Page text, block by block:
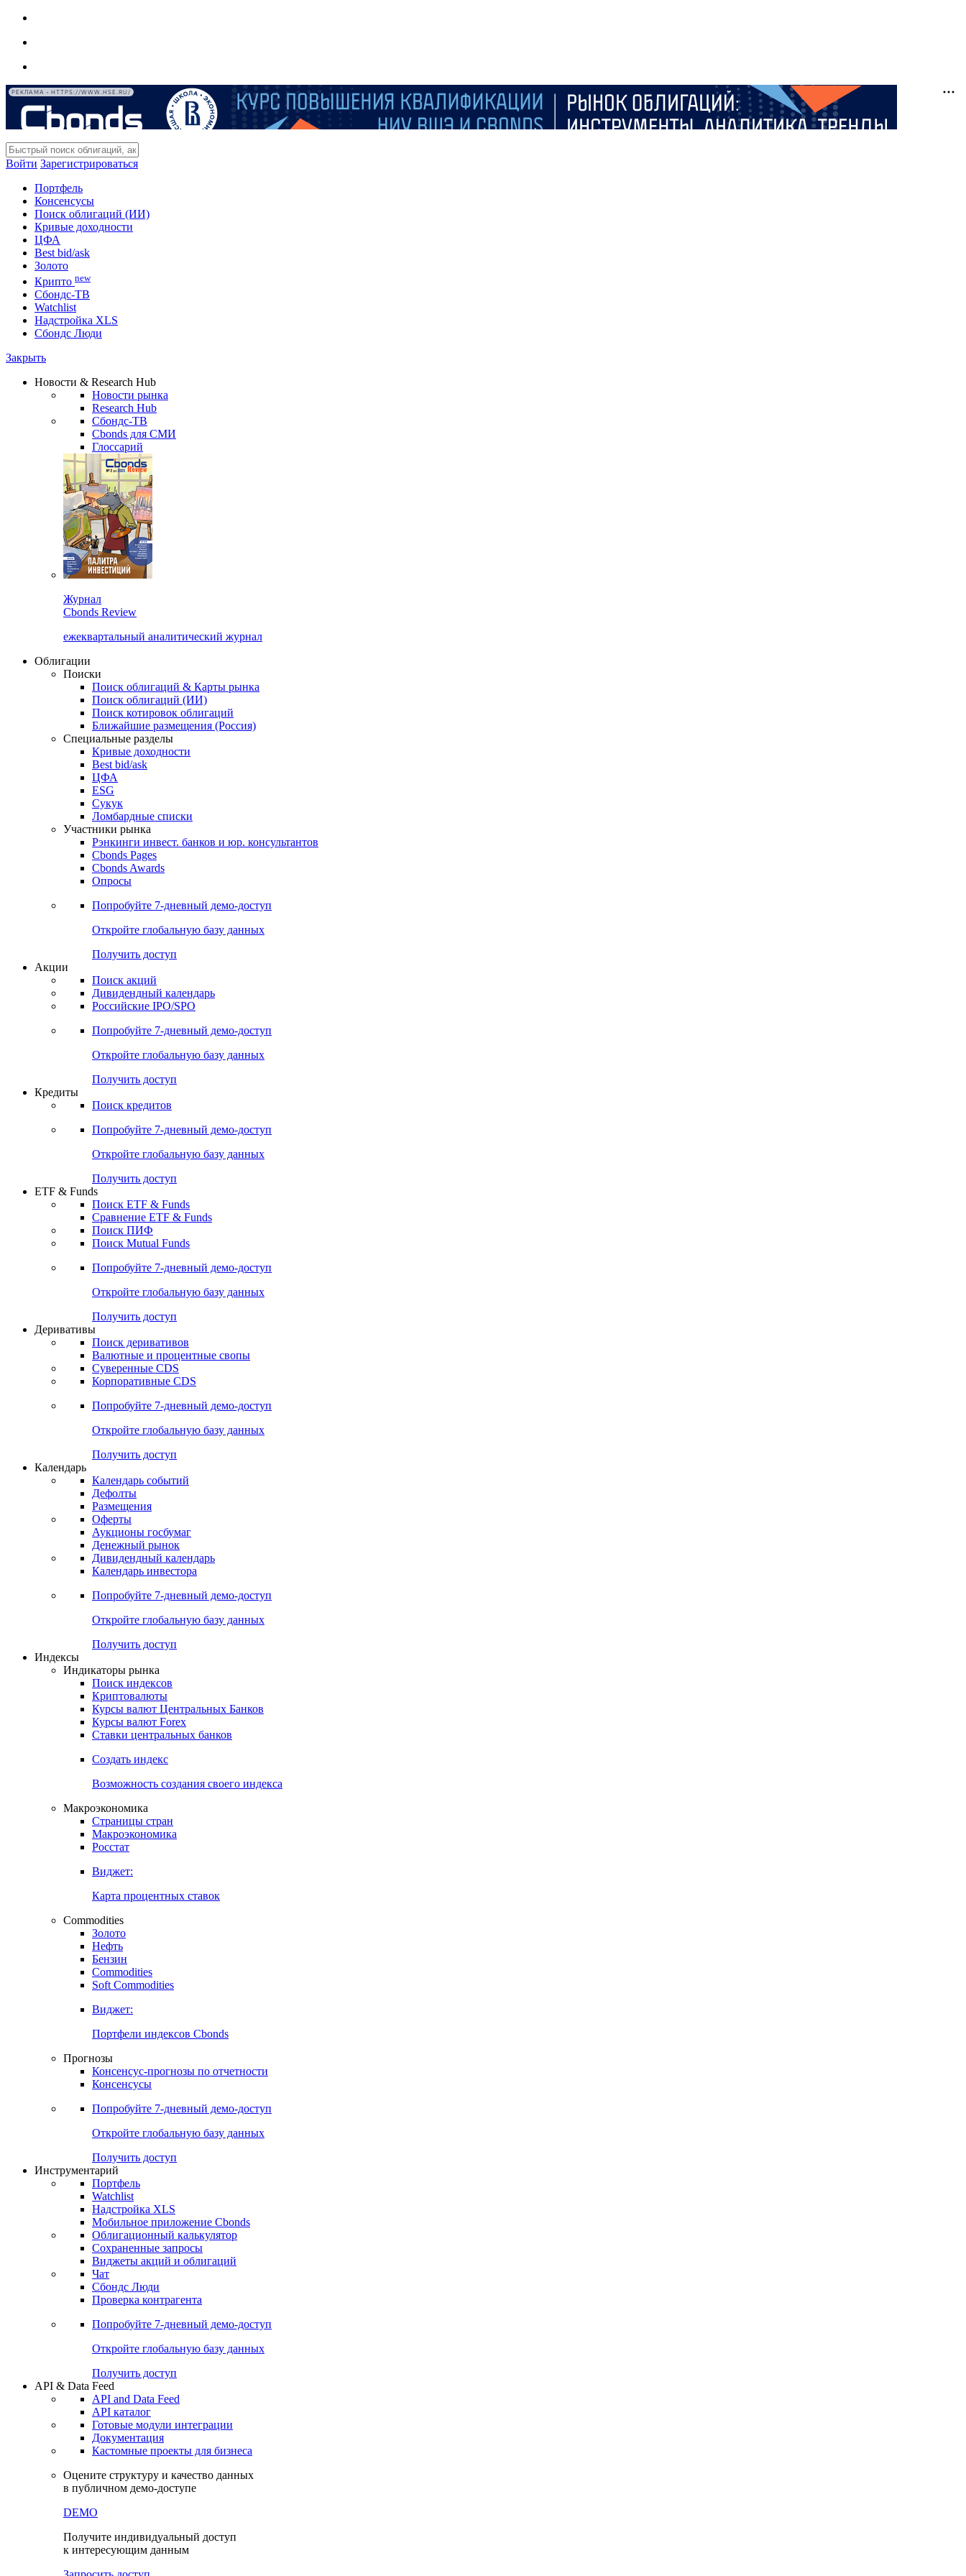
РЕКЛАМА • HTTPS://WWW.HSE.RU/
Войти Зарегистрироваться
Портфель
Консенсусы
Поиск облигаций (ИИ)
Кривые доходности
ЦФА
Best bid/ask
Золото
Крипто new
Сбондс-ТВ
Watchlist
Надстройка XLS
Сбондс Люди
Закрыть
Новости & Research Hub
Новости рынка
Research Hub
Сбондс-ТВ
Cbonds для СМИ
Глоссарий
Журнал
Cbonds Review
ежеквартальный аналитический журнал
Облигации
Поиски
Поиск облигаций & Карты рынка
Поиск облигаций (ИИ)
Поиск котировок облигаций
Ближайшие размещения (Россия)
Специальные разделы
Кривые доходности
Best bid/ask
ЦФА
ESG
Сукук
Ломбардные списки
Участники рынка
Рэнкинги инвест. банков и юр. консультантов
Cbonds Pages
Cbonds Awards
Опросы
Попробуйте 7-дневный демо-доступ
Откройте глобальную базу данных
Получить доступ
Акции
Поиск акций
Дивидендный календарь
Российские IPO/SPO
Попробуйте 7-дневный демо-доступ
Откройте глобальную базу данных
Получить доступ
Кредиты
Поиск кредитов
Попробуйте 7-дневный демо-доступ
Откройте глобальную базу данных
Получить доступ
ETF & Funds
Поиск ETF & Funds
Сравнение ETF & Funds
Поиск ПИФ
Поиск Mutual Funds
Попробуйте 7-дневный демо-доступ
Откройте глобальную базу данных
Получить доступ
Деривативы
Поиск деривативов
Валютные и процентные свопы
Суверенные CDS
Корпоративные CDS
Попробуйте 7-дневный демо-доступ
Откройте глобальную базу данных
Получить доступ
Календарь
Календарь событий
Дефолты
Размещения
Оферты
Аукционы госбумаг
Денежный рынок
Дивидендный календарь
Календарь инвестора
Попробуйте 7-дневный демо-доступ
Откройте глобальную базу данных
Получить доступ
Индексы
Индикаторы рынка
Поиск индексов
Криптовалюты
Курсы валют Центральных Банков
Курсы валют Forex
Ставки центральных банков
Создать индекс
Возможность создания своего индекса
Макроэкономика
Страницы стран
Макроэкономика
Росстат
Виджет:
Карта процентных ставок
Commodities
Золото
Нефть
Бензин
Commodities
Soft Commodities
Виджет:
Портфели индексов Cbonds
Прогнозы
Консенсус-прогнозы по отчетности
Консенсусы
Попробуйте 7-дневный демо-доступ
Откройте глобальную базу данных
Получить доступ
Инструментарий
Портфель
Watchlist
Надстройка XLS
Мобильное приложение Cbonds
Облигационный калькулятор
Сохраненные запросы
Виджеты акций и облигаций
Чат
Сбондс Люди
Проверка контрагента
Попробуйте 7-дневный демо-доступ
Откройте глобальную базу данных
Получить доступ
API & Data Feed
API and Data Feed
API каталог
Готовые модули интеграции
Документация
Кастомные проекты для бизнеса
Оцените структуру и качество данных
в публичном демо-доступе
DEMO
Получите индивидуальный доступ
к интересующим данным